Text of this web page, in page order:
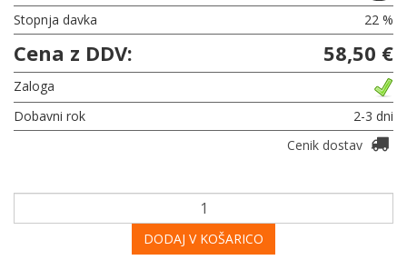
Stopnja davka
22 %
Cena z DDV: 58,50 €
Zaloga
Dobavni rok
2-3 dni
Cenik dostav
DODAJ V KOŠARICO